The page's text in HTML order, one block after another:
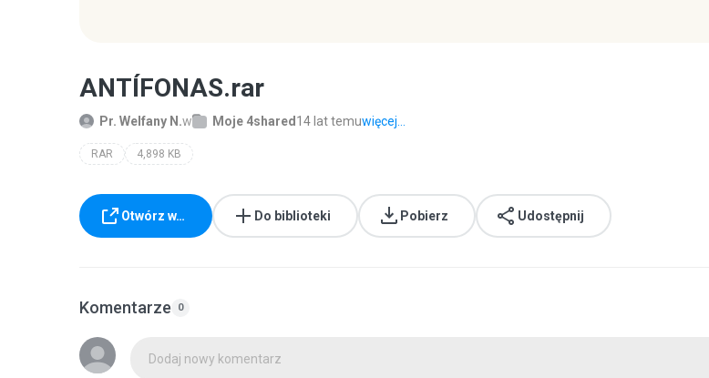
ANTÍFONAS.rar
Pr. Welfany N.w Moje 4shared 14 lat temuwięcej...
RAR 4,898 KB
Otwórz w… Do biblioteki Pobierz Udostępnij
Komentarze 0
Dodaj nowy komentarz